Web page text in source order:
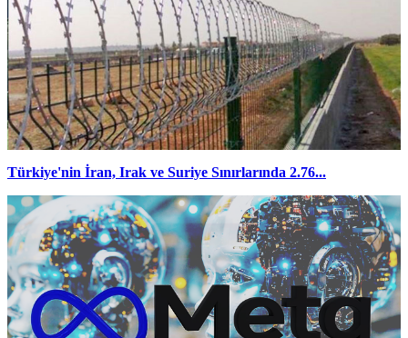
Türkiye'nin İran, Irak ve Suriye Sınırlarında 2.76...